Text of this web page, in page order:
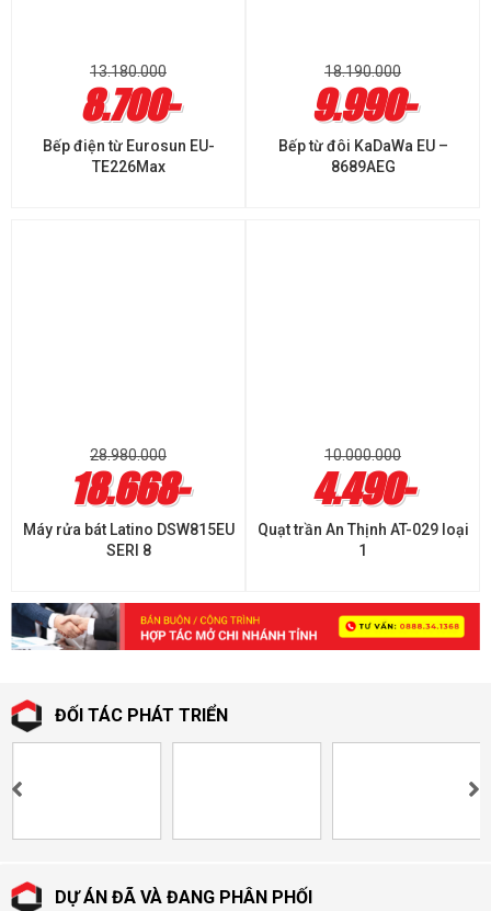
13.180.000
8.700-
Bếp điện từ Eurosun EU-
TE226Max
18.190.000
9.990-
Bếp từ đôi KaDaWa EU –
8689AEG
28.980.000
18.668-
Máy rửa bát Latino DSW815EU
SERI 8
10.000.000
4.490-
Quạt trần An Thịnh AT-029 loại
1
ĐỐI TÁC PHÁT TRIỂN
DỰ ÁN ĐÃ VÀ ĐANG PHÂN PHỐI